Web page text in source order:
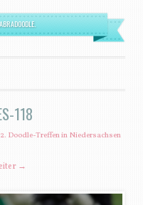
118
2. Doodle-Treffen in Niedersachsen
→